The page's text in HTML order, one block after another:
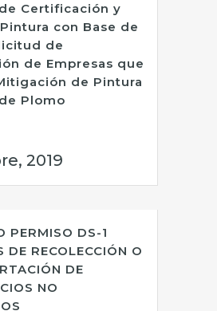
Certificación y
con Base de
de
de Empresas que
de Pintura
Plomo
2019
PERMISO DS-1
DE RECOLECCIÓN O
DE
NO